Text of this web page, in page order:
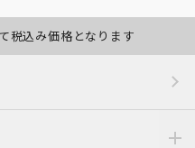
税込み価格となります